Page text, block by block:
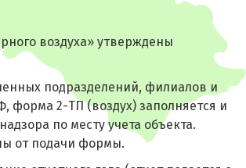
воздуха» утверждены
подразделений, филиалов и
форма 2-ТП (воздух) заполняется и
по месту учета объекта.
от подачи формы.